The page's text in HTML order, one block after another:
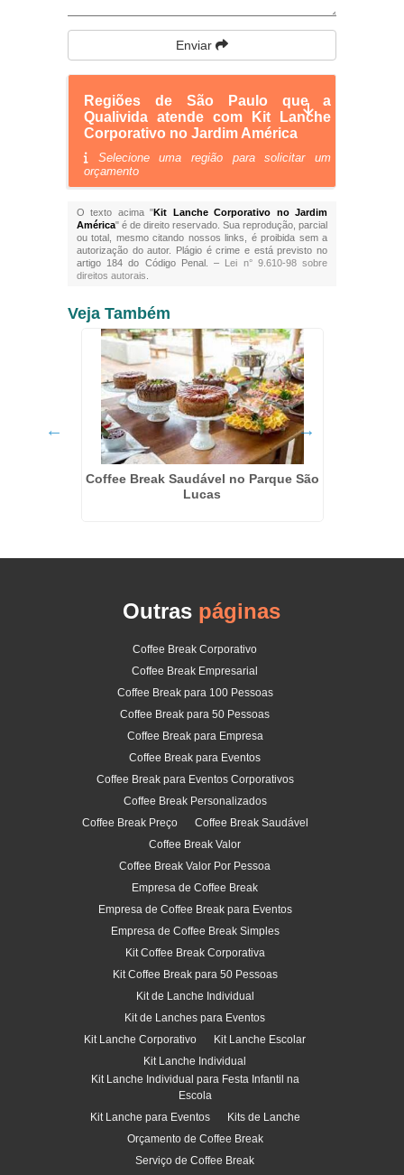
Enviar
Regiões de São Paulo que a
Qualivida atende com Kit Lanche
Corporativo no Jardim América
Selecione uma região para solicitar um
orçamento
O texto acima "Kit Lanche Corporativo no Jardim
América" é de direito reservado. Sua reprodução, parcial
ou total, mesmo citando nossos links, é proibida sem a
autorização do autor. Plágio é crime e está previsto no
artigo 184 do Código Penal. – Lei n° 9.610-98 sobre
direitos autorais
Veja Também
Coffee Break Saudável no Parque São
Lucas
Outras páginas
Coffee Break Corporativo
Coffee Break Empresarial
Coffee Break para 100 Pessoas
Coffee Break para 50 Pessoas
Coffee Break para Empresa
Coffee Break para Eventos
Coffee Break para Eventos Corporativos
Coffee Break Personalizados
Coffee Break Preço
Coffee Break Saudável
Coffee Break Valor
Coffee Break Valor Por Pessoa
Empresa de Coffee Break
Empresa de Coffee Break para Eventos
Empresa de Coffee Break Simples
Kit Coffee Break Corporativa
Kit Coffee Break para 50 Pessoas
Kit de Lanche Individual
Kit de Lanches para Eventos
Kit Lanche Corporativo
Kit Lanche Escolar
Kit Lanche Individual
Kit Lanche Individual para Festa Infantil na
Escola
Kit Lanche para Eventos
Kits de Lanche
Orçamento de Coffee Break
Serviço de Coffee Break